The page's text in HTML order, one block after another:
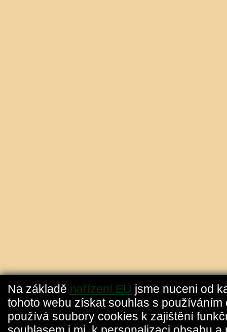
Na základě nařízení EU jsme nuceni od
tohoto webu získat souhlas s používáním
používá soubory cookies k zajištění